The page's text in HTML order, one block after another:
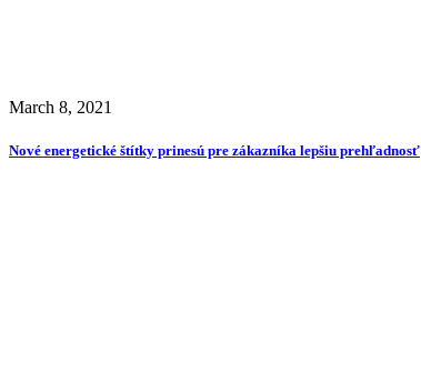
March 8, 2021
Nové energetické štítky prinesú pre zákazníka lepšiu prehľadnosť